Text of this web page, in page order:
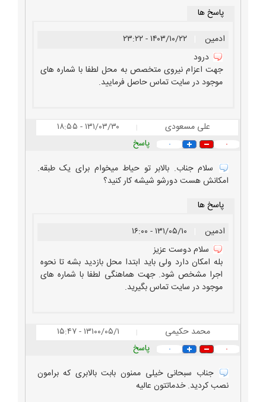
پاسخ ها
ادمین
۱۴۰۳/۱۰/۲۲ - ۲۳:۲۲
درود
جهت اعزام نیروی متخصص به محل لطفا با شماره های
موجود در سایت تماس حاصل فرمایید.
علی مسعودی | ۱۳۱/۰۳/۳۰ - ۱۸:۵۵
۰ ۰
پاسخ
سلام جناب. بالابر تو حیاط میخوام برای یک طبقه.
امکانش هست دورشو شیشه کار کنید؟
پاسخ ها
ادمین
۱۳۱/۰۵/۱۰ - ۱۶:۰۰
سلام دوست عزیز
بله امکان دارد ولی باید ابتدا محل بازدید بشه تا نحوه
اجرا مشخص شود. جهت هماهنگی لطفا با شماره های
موجود در سایت تماس بگیرید.
محمد حکیمی | ۱۳۱۰۰/۰۵/۱ - ۱۵:۴۷
۰ ۰
پاسخ
جناب سبحانی خیلی ممنون بابت بالابری که برامون
نصب کردید. خدماتتون عالیه